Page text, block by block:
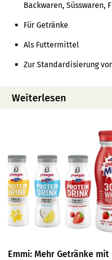
Backwaren, Süsswaren,
Für Getränke
Als Futtermittel
Zur Standardisierung
Weiterlesen
Emmi: Mehr Getränke